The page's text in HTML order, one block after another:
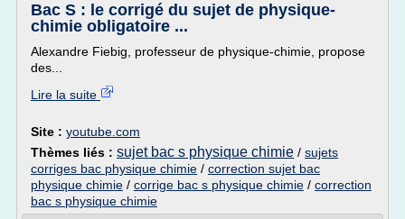
Bac S : le corrigé du sujet de physique-
chimie obligatoire ...
Alexandre Fiebig, professeur de physique-chimie, propose
des...
Lire la suite
Site : youtube.com
Thèmes liés : sujet bac s physique chimie / sujets
corriges bac physique chimie / correction sujet bac
physique chimie / corrige bac s physique chimie / correction
bac s physique chimie